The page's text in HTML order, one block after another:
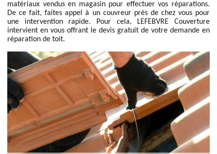
matériaux vendus en magasin pour effectuer vos réparations.
De ce fait, faites appel à un couvreur près de chez vous pour
une intervention rapide. Pour cela, LEFEBVRE Couverture
intervient en vous offrant le devis gratuit de votre demande en
réparation de toit.